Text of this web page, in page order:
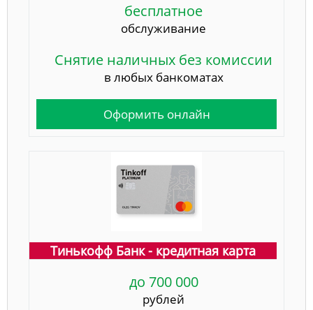
бесплатное
обслуживание
Снятие наличных без комиссии
в любых банкоматах
Оформить онлайн
Тинькофф Банк - кредитная карта
до 700 000
рублей